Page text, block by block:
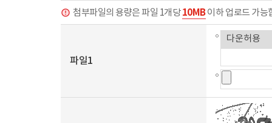
첨부파일의 용량은 파일 1개당10MB이하 업로드 가능
파일1